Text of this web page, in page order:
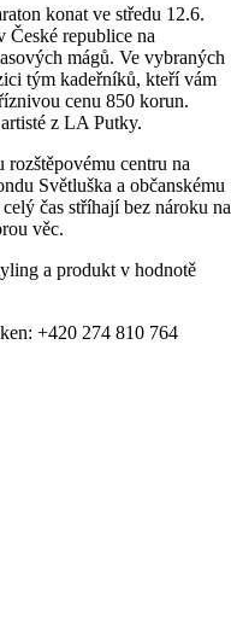
konat ve středu 12.6.
České republice na
mágů. Ve vybraných
tým kadeřníků, kteří vám
cenu 850 korun.
z LA Putky.
centru na
Světluška a občanskému
čas stříhají bez nároku na
věc.
a produkt v hodnotě
+420 274 810 764